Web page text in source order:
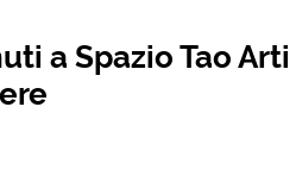
a Spazio Tao